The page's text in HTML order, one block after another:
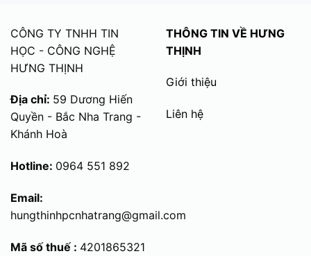
CÔNG TY TNHH TIN
HỌC - CÔNG NGHỆ
HƯNG THỊNH
Địa chỉ: 59 Dương Hiến
Quyền - Bắc Nha Trang -
Khánh Hoà
Hotline: 0964 551 892
Email:
hungthinhpcnhatrang@gmail.com
Mã số thuế : 4201865321
THÔNG TIN VỀ HƯNG
THỊNH
Giới thiệu
Liên hệ